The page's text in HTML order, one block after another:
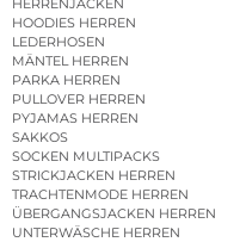
HOODIES HERREN
LEDERHOSEN
MÄNTEL HERREN
PARKA HERREN
PULLOVER HERREN
PYJAMAS HERREN
SAKKOS
SOCKEN MULTIPACKS
STRICKJACKEN HERREN
TRACHTENMODE HERREN
ÜBERGANGSJACKEN HERREN
UNTERWÄSCHE HERREN